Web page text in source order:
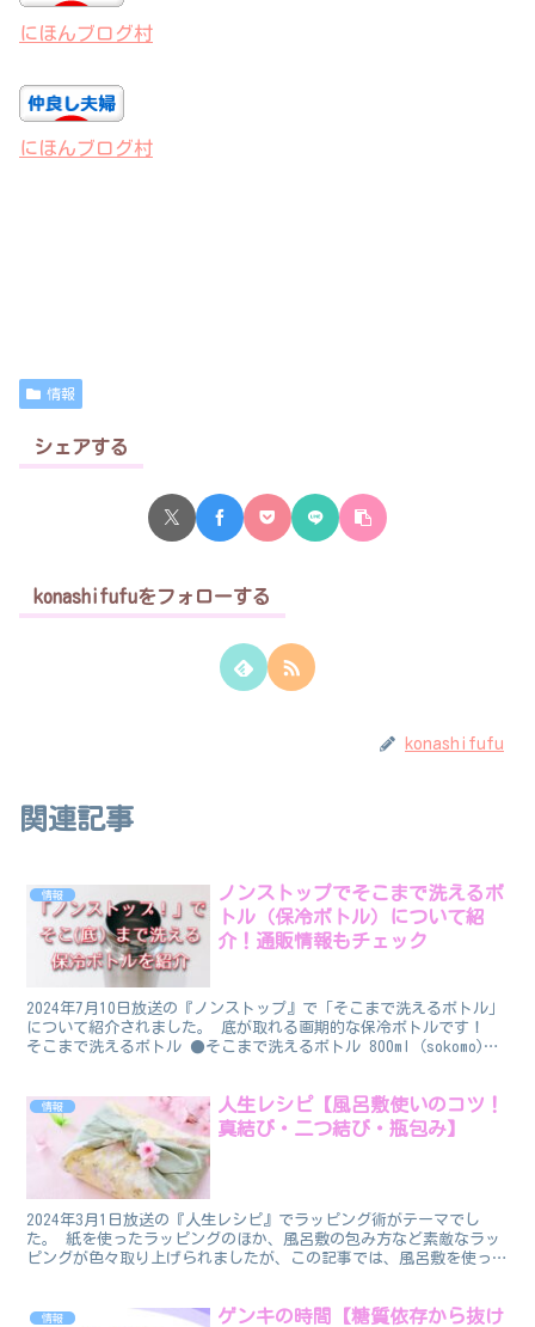
にほんブログ村
にほんブログ村
情報
シェアする
konashifufuをフォローする
konashifufu
関連記事
情報
ノンストップでそこまで洗えるボ
トル（保冷ボトル）について紹
介！通販情報もチェック
2024年7月10日放送の『ノンストップ』で「そこまで洗えるボトル」
について紹介されました。 底が取れる画期的な保冷ボトルです！
そこまで洗えるボトル ●そこまで洗えるボトル 800ml（sokomo)
情報
人生レシピ【風呂敷使いのコツ！
真結び・二つ結び・瓶包み】
2024年3月1日放送の『人生レシピ』でラッピング術がテーマでし
た。 紙を使ったラッピングのほか、風呂敷の包み方など素敵なラッ
ピングが色々取り上げられましたが、この記事では、風呂敷を使った
情報
ゲンキの時間【糖質依存から抜け